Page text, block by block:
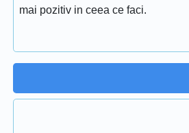
mai pozitiv in ceea ce faci.